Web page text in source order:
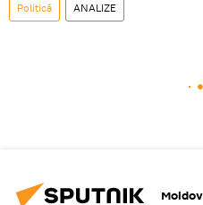
Politică ANALIZE